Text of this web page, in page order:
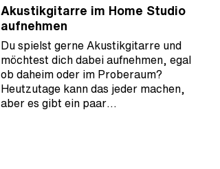
Akustikgitarre im Home Studio
aufnehmen
Du spielst gerne Akustikgitarre und
möchtest dich dabei aufnehmen, egal
ob daheim oder im Proberaum?
Heutzutage kann das jeder machen,
aber es gibt ein paar…